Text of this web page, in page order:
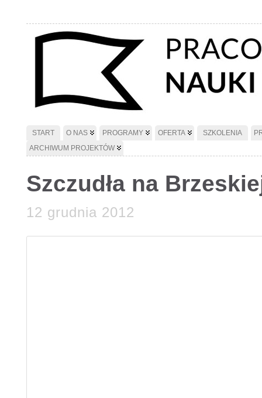
START O NAS PROGRAMY OFERTA SZKOLENIA
ARCHIWUM PROJEKTÓW
Szczudła na
12 grudnia 2012